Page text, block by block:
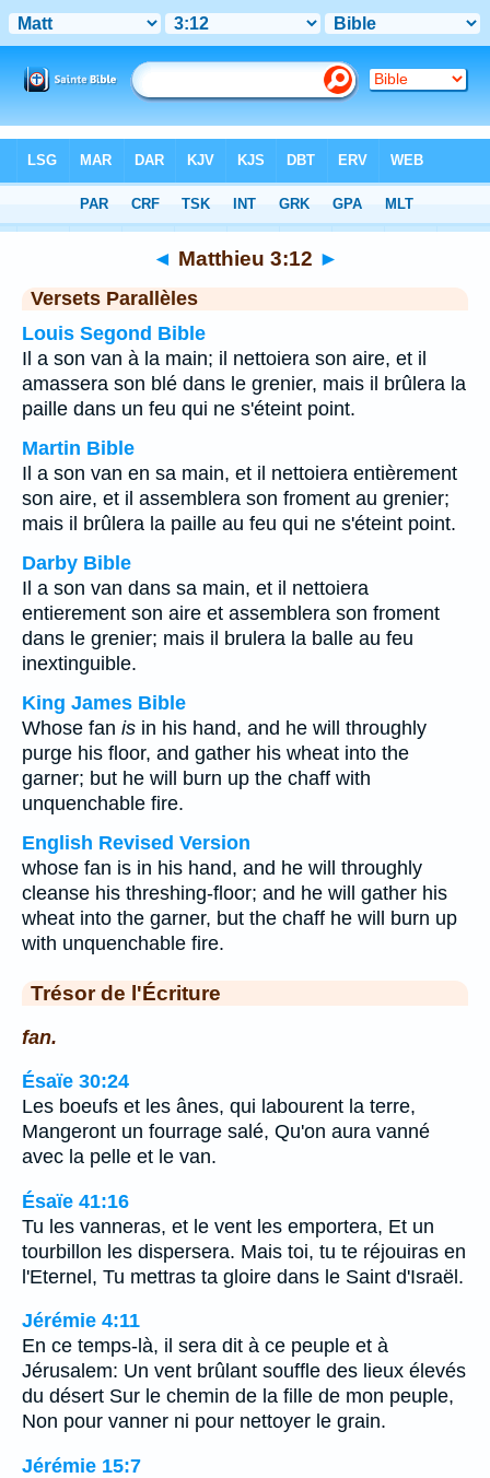
Chapitre 3 > Verset 12
◄ Matthieu 3:12 ►
Versets Parallèles
Louis Segond Bible
Il a son van à la main; il nettoiera son aire, et il
amassera son blé dans le grenier, mais il brûlera la
paille dans un feu qui ne s'éteint point.
Martin Bible
Il a son van en sa main, et il nettoiera entièrement
son aire, et il assemblera son froment au grenier;
mais il brûlera la paille au feu qui ne s'éteint point.
Darby Bible
Il a son van dans sa main, et il nettoiera
entierement son aire et assemblera son froment
dans le grenier; mais il brulera la balle au feu
inextinguible.
King James Bible
Whose fan is in his hand, and he will throughly
purge his floor, and gather his wheat into the
garner; but he will burn up the chaff with
unquenchable fire.
English Revised Version
whose fan is in his hand, and he will throughly
cleanse his threshing-floor; and he will gather his
wheat into the garner, but the chaff he will burn up
with unquenchable fire.
Trésor de l'Écriture
fan.
Ésaïe 30:24
Les boeufs et les ânes, qui labourent la terre,
Mangeront un fourrage salé, Qu'on aura vanné
avec la pelle et le van.
Ésaïe 41:16
Tu les vanneras, et le vent les emportera, Et un
tourbillon les dispersera. Mais toi, tu te réjouiras en
l'Eternel, Tu mettras ta gloire dans le Saint d'Israël.
Jérémie 4:11
En ce temps-là, il sera dit à ce peuple et à
Jérusalem: Un vent brûlant souffle des lieux élevés
du désert Sur le chemin de la fille de mon peuple,
Non pour vanner ni pour nettoyer le grain.
Jérémie 15:7